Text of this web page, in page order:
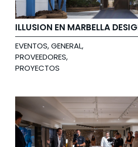
EVENTOS,GENERAL,
PROVEEDORES,
PROYECTOS